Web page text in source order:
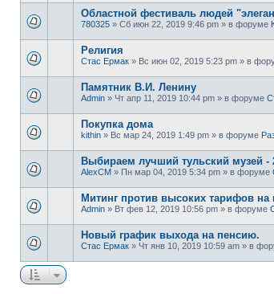
Областной фестиваль людей
780325 » Сб июн 22, 2019 9:46 pm » в форуме
Религия
Стас Ермак » Вс июн 02, 2019 5:23 pm » в
Памятник В.И. Ленину
Admin » Чт апр 11, 2019 10:44 pm » в форуме
Покупка дома
kithin » Вс мар 24, 2019 1:49 pm » в форуме
Выбираем лучший тульский музей -
AlexCM » Пн мар 04, 2019 5:34 pm » в форуме
Митинг против высоких тарифов на
Admin » Вт фев 12, 2019 10:56 pm » в форуме
Новый график выхода на пенсию.
Стас Ермак » Чт янв 10, 2019 10:59 am » в